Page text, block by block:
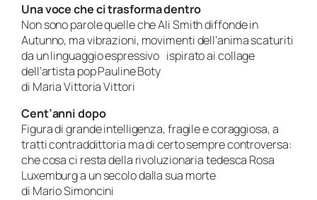
Una voce che ci trasforma dentro
Non sono parole quelle che Ali Smith diffonde in
Autunno, ma vibrazioni, movimenti dell’anima scaturiti
da un linguaggio espressivo ispirato ai collage
dell’artista pop Pauline Boty
di Maria Vittoria Vittori
Cent’anni dopo
Figura di grande intelligenza, fragile e coraggiosa, a
tratti contraddittoria ma di certo sempre controversa:
che cosa ci resta della rivoluzionaria tedesca Rosa
Luxemburg a un secolo dalla sua morte
di Mario Simoncini